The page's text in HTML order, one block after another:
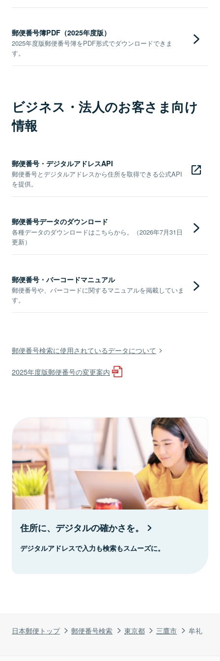
日本郵便トップ 郵便番号検索 東京都 三鷹市 牟礼
郵便番号簿PDF（2025年度版）
2025年度版郵便番号簿をPDF形式でダウンロードできま
す。
ビジネス・法人のお客さま向け
情報
郵便番号・デジタルアドレスAPI
郵便番号とデジタルアドレスから住所を取得できる公式API
を提供。
郵便番号データのダウンロード
各種データのダウンロードはこちらから。（2026年7月31日
更新）
郵便番号・バーコードマニュアル
郵便番号や、バーコードに関するマニュアルを掲載していま
す。
郵便番号検索に使用されているデータについて
2025年度版郵便番号の変更案内
住所に、デジタルの確かさを。
デジタルアドレスで入力も検索もスムーズに。